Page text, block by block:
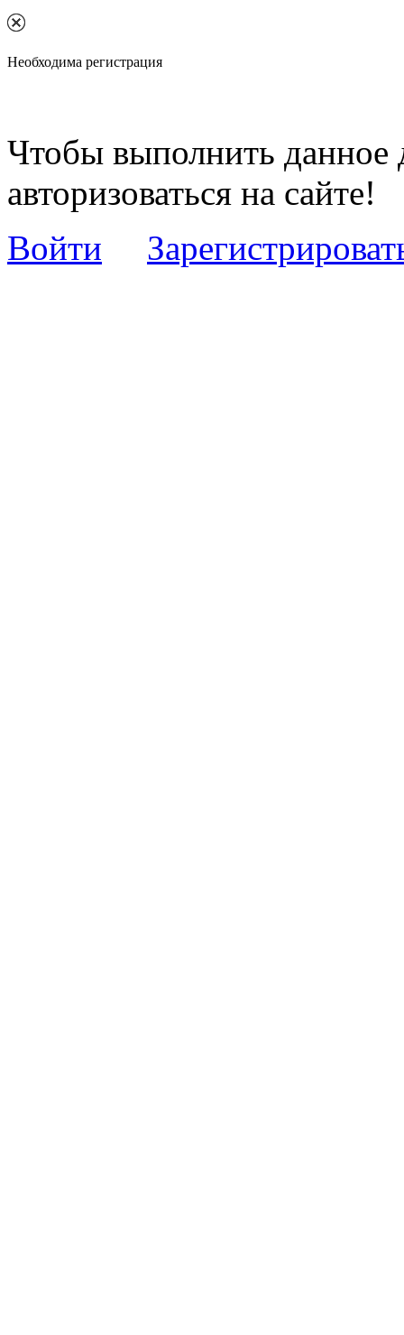
Необходима регистрация
Чтобы выполнить данное
авторизоваться на сайте!
Войти